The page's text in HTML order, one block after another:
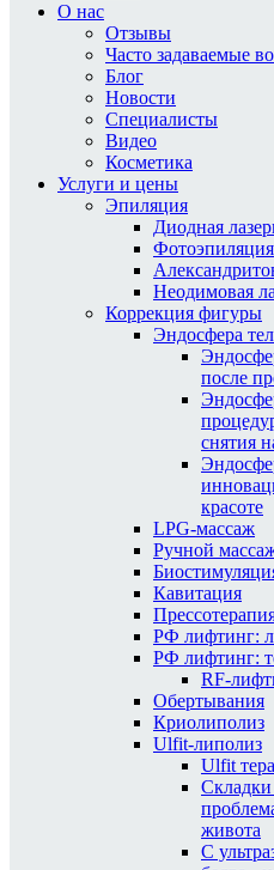
О нас
Отзывы
Часто задаваемые
Блог
Новости
Специалисты
Видео
Косметика
Услуги и цены
Эпиляция
Диодная
Фотоэпиляция
Неодимовая
Коррекция фигуры
Эндосфера
после
снятия
красоте
LPG-массаж
Ручной
Кавитация
РФ лифтинг:
РФ лифтинг:
RF-
Обертывания
Криолиполиз
Ulfit-липолиз
Ulfit
живота
С